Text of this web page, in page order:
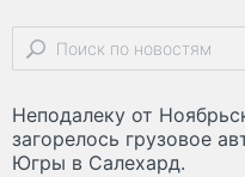
Неподалеку от
загорелось грузовое
Югры в Салехард.